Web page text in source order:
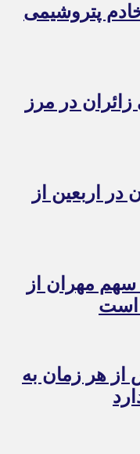
پتروشیمی
در مرز
در اربعین از
مهران از
از هر زمان به